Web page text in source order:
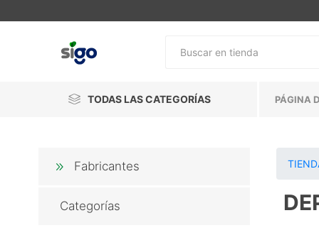
TODAS LAS CATEGORÍAS PÁGINA
Fabricantes
Categorías